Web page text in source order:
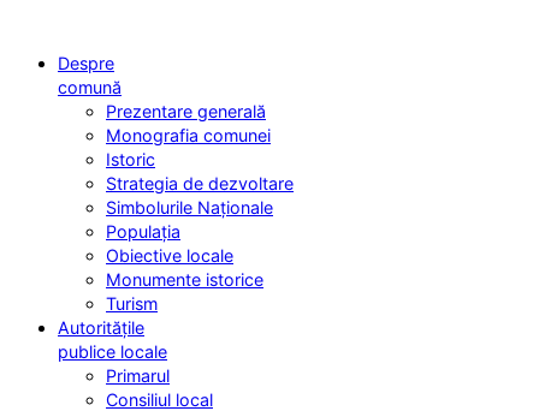
Despre
comună
Prezentare generală
Monografia comunei
Istoric
Strategia de dezvoltare
Simbolurile Naționale
Populația
Obiective locale
Monumente istorice
Turism
Autoritățile
publice locale
Primarul
Consiliul local